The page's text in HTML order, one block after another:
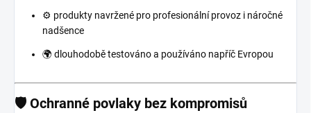
⚙️ produkty navržené pro profesionální provoz i náročné
nadšence
🌍 dlouhodobě testováno a používáno napříč Evropou
🛡️ Ochranné povlaky bez kompromisů